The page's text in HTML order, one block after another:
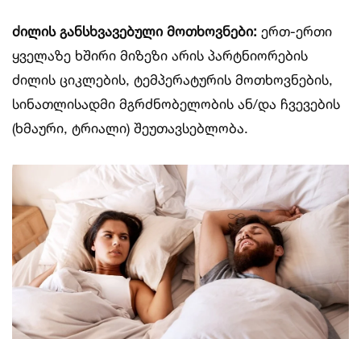
ძილის განსხვავებული მოთხოვნები: ერთ-ერთი
ყველაზე ხშირი მიზეზი არის პარტნიორების
ძილის ციკლების, ტემპერატურის მოთხოვნების,
სინათლისადმი მგრძნობელობის ან/და ჩვევების
(ხმაური, ტრიალი) შეუთავსებლობა.